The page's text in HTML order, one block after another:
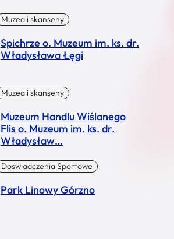
Muzea i skanseny
Spichrze o. Muzeum im. ks. dr.
Władysława Łęgi
Muzea i skanseny
Muzeum Handlu Wiślanego
Flis o. Muzeum im. ks. dr.
Władysław…
Doswiadczenia Sportowe
Park Linowy Górzno